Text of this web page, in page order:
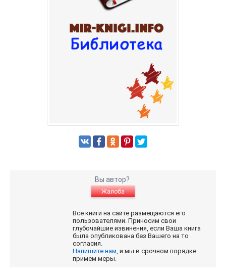
Вы автор?
Жалоба
Все книги на сайте размещаются его
пользователями. Приносим свои
глубочайшие извинения, если Ваша книга
была опубликована без Вашего на то
согласия.
Напишите нам, и мы в срочном порядке
примем меры.